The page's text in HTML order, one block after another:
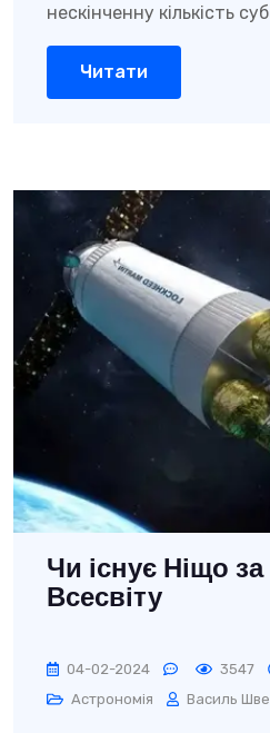
нескінченну кількість
Читати
Чи існує Ніщо
Всесвіту
04-02-2024 3547
Астрономія
Василь